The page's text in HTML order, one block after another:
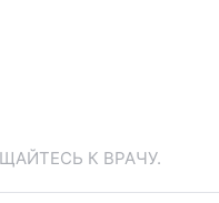
К ВРАЧУ.